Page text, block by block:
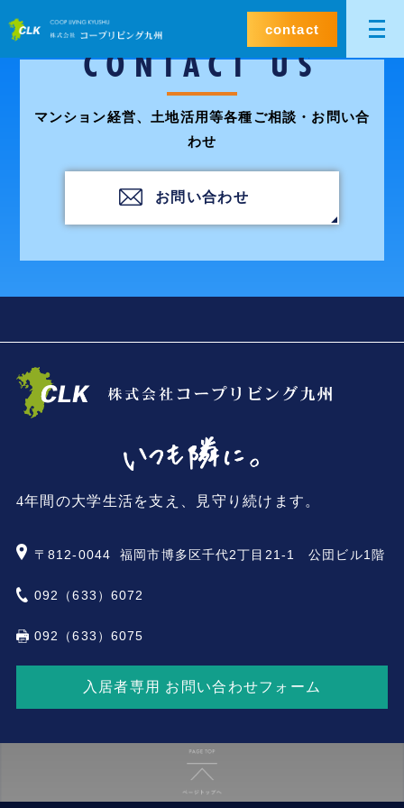
contact
CONTACT US
マンション経営、土地活用等各種ご相談・お問い合
わせ
お問い合わせ
4年間の大学生活を支え、見守り続けます。
〒812-0044 福岡市博多区千代2丁目21-1 公団ビル1階
092（633）6072
092（633）6075
入居者専用 お問い合わせフォーム